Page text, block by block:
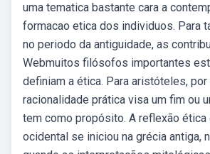
uma tematica bastante cara a
formacao etica dos individuos. Para
no periodo da antiguidade, as
Webmuitos filósofos importantes
definiam a ética. Para aristóteles,
racionalidade prática visa um fim ou
tem como propósito. A reflexão ética
ocidental se iniciou na grécia antiga,